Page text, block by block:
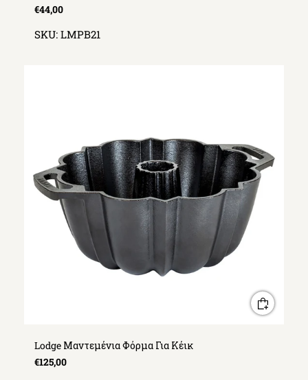
€44,00
SKU: LMPB21
Lodge Μαντεμένια Φόρμα Για Κέικ
€125,00